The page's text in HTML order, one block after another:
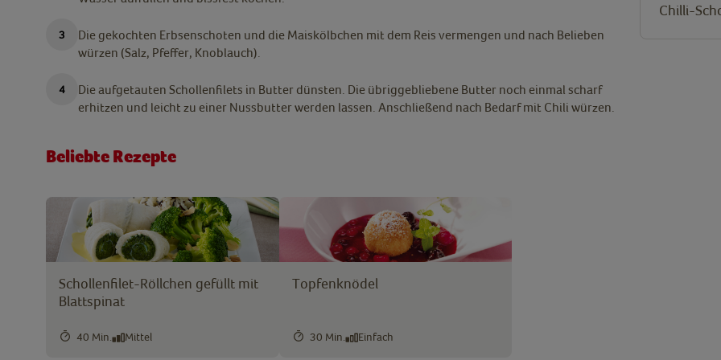
Die gekochten Erbsenschoten und die Maiskölbchen mit dem Reis vermengen und nach Belieben
würzen (Salz, Pfeffer, Knoblauch).
Die aufgetauten Schollenfilets in Butter dünsten. Die übriggebliebene Butter noch einmal scharf
erhitzen und leicht zu einer Nussbutter werden lassen. Anschließend nach Bedarf mit Chili würzen.
Chilli-
Beliebte Rezepte
Schollenfilet-Röllchen gefüllt mit
Blattspinat
40 Min. Mittel
Topfenknödel
30 Min. Einfach